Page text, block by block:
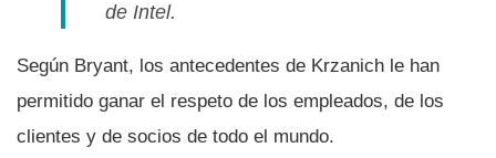
de Intel.
Según Bryant, los antecedentes de Krzanich le han
permitido ganar el respeto de los empleados, de los
clientes y de socios de todo el mundo.